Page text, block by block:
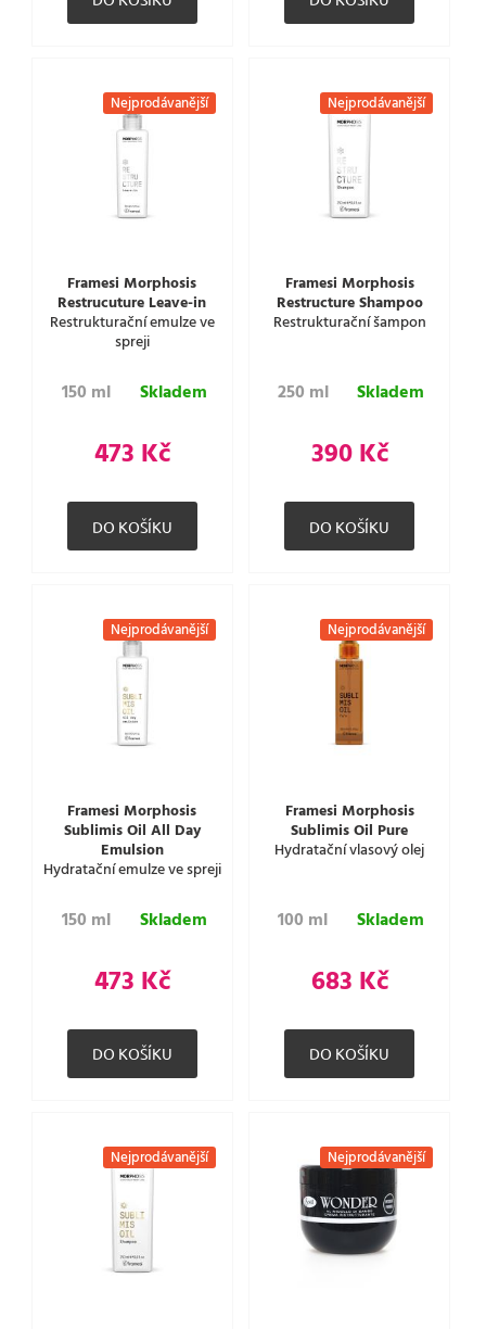
Nejprodávanější
Framesi Morphosis
Restrucuture Leave-in
Restrukturační emulze ve
spreji
150 ml Skladem
473 Kč
Nejprodávanější
Framesi Morphosis
Restructure Shampoo
Restrukturační šampon
250 ml Skladem
390 Kč
Nejprodávanější
Framesi Morphosis
Sublimis Oil All Day
Emulsion
Hydratační emulze ve spreji
150 ml Skladem
473 Kč
Nejprodávanější
Framesi Morphosis
Sublimis Oil Pure
Hydratační vlasový olej
100 ml Skladem
683 Kč
Nejprodávanější Nejprodávanější